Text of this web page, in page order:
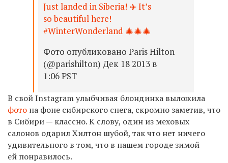
Just landed in Siberia! ✈️ It’s
so beautiful here!
#WinterWonderland 🎄🎄🎄
Фото опубликовано Paris Hilton
(@parishilton) Дек 18 2013 в
1:06 PST
В свой Instagram улыбчивая блондинка выложила
фото на фоне сибирского снега, скромно заметив, что
в Сибири — классно. К слову, один из меховых
салонов одарил Хилтон шубой, так что нет ничего
удивительного в том, что в нашем городе зимой
ей понравилось.